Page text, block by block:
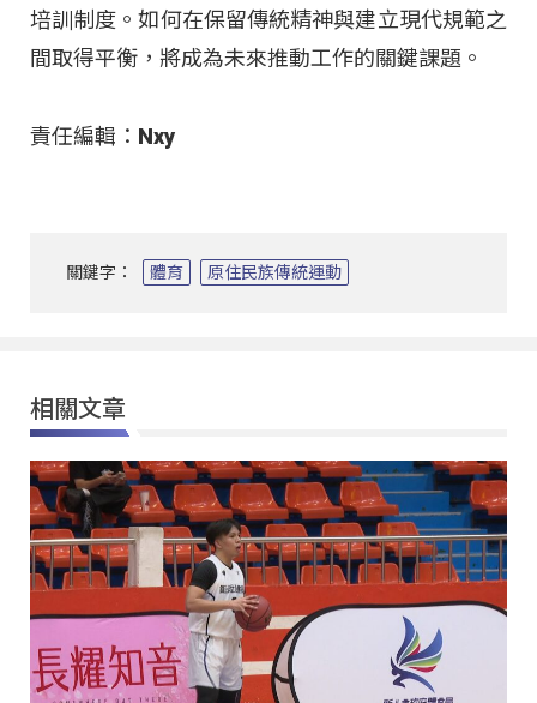
培訓制度。如何在保留傳統精神與建立現代規範之
間取得平衡，將成為未來推動工作的關鍵課題。
責任編輯：Nxy
關鍵字： 體育 原住民族傳統運動
相關文章